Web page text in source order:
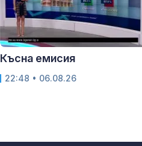
Късна емисия
22:48 • 06.08.26